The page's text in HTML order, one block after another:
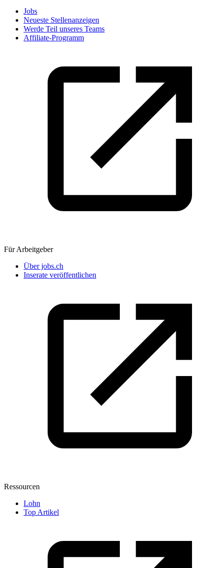
Jobs
Neueste Stellenanzeigen
Werde Teil unseres Teams
Affiliate-Programm
Für Arbeitgeber
Über jobs.ch
Inserate veröffentlichen
Ressourcen
Lohn
Top Artikel